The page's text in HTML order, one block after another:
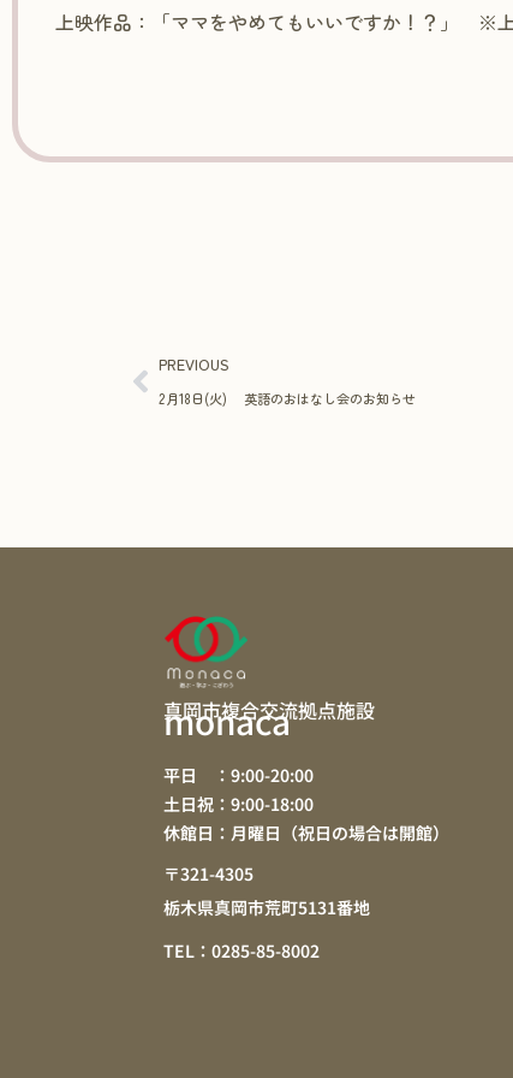
上映作品：「ママをやめてもいいですか！？」 ※
PREVIOUS
2月18日(火) 英語のおはなし会のお知らせ
真岡市複合交流拠点施設
monaca
平日 ：9:00-20:00
土日祝：9:00-18:00
休館日：月曜日（祝日の場合は開館）
〒321-4305
栃木県真岡市荒町5131番地
TEL：0285-85-8002